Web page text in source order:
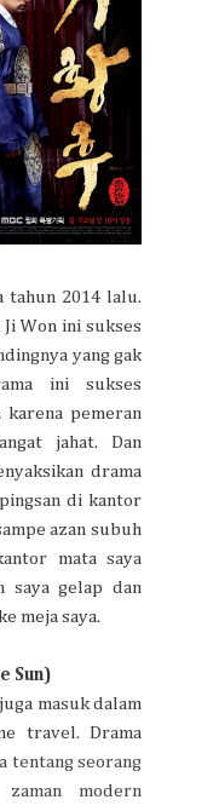
tahun 2014 lalu.
Won ini sukses
yang gak
ini sukses
karena pemeran
jahat. Dan
drama
di kantor
azan subuh
mata saya
saya gelap dan
meja saya.
Sun)
masuk dalam
travel. Drama
tentang seorang
modern